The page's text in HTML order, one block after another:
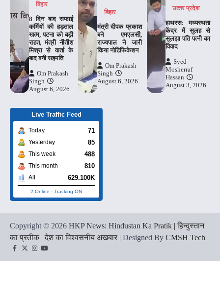
बिहार
8 दिन बाद सफाई
कर्मियों की हड़ताल
खत्म, पटना को बड़ी
राहत, मंत्री नीतीश
मिश्रा से वार्ता के
बाद बनी सहमति
Om Prakash
Singh
August 6, 2026
बिहार
मंत्री दीपक प्रकाश
बने एमएलसी,
राज्यपाल ने जारी
किया नोटिफिकेशन
Om Prakash
Singh
August 6, 2026
उत्‍तर प्रदेश
हाथरस: मध्यस्थता
केंद्र में सुलह से
सुलझा पति-पत्नी का
विवाद
Syed
Mosherraf
Hassan
August 3, 2026
Live Traffic Feed
Today 71
Yesterday 85
This week 488
This month 810
All 629.100K
2 Online - Tracking ON
Copyright © 2026 HKP News: Hindustan Ka Pratik | हिन्दुस्तान
का प्रतीक | देश का विश्वसनीय अखबार | Designed By CMSH Tech
Facebook
TwitterInstagram
YouTube